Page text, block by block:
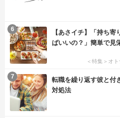
【あさイチ】「持ち
ばいいの？」簡単で見
＜特集＞オ
6
転職を繰り返す彼と付
対処法
7